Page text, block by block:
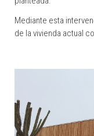
Mediante esta
de la vivienda actual